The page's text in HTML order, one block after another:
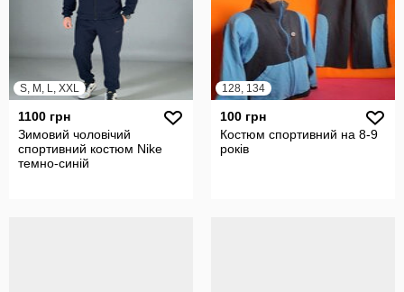
S, M, L, XXL
1100 грн
Зимовий чоловічий
спортивний костюм Nike
темно-синій
128, 134
100 грн
Костюм спортивний на 8-9
років